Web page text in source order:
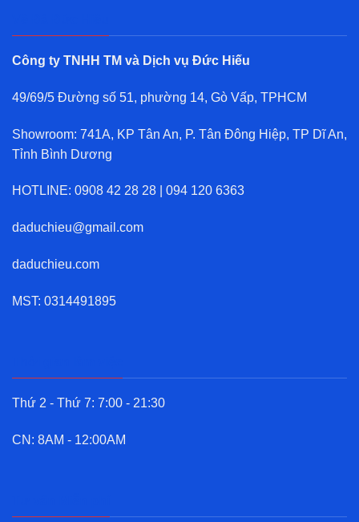
Công ty TNHH TM và Dịch vụ Đức Hiếu
49/69/5 Đường số 51, phường 14, Gò Vấp, TPHCM
Showroom: 741A, KP Tân An, P. Tân Đông Hiệp, TP Dĩ An,
Tỉnh Bình Dương
HOTLINE: 0908 42 28 28 094 120 6363
daduchieu@gmail.com
daduchieu.com
MST: 0314491895
Thứ 2 - Thứ 7: 7:00 - 21:30
CN: 8AM - 12:00AM